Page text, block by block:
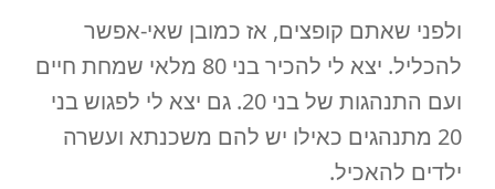
ולפני שאתם קופצים, אז כמובן שאי-אפשר
להכליל. יצא לי להכיר בני 80 מלאי שמחת חיים
ועם התנהגות של בני 20. גם יצא לי לפגוש בני
20 מתנהגים כאילו יש להם משכנתא ועשרה
ילדים להאכיל.